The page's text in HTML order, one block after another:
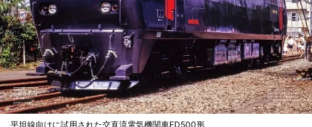
平坦線向けに試用された交直流電気機関車ED500形